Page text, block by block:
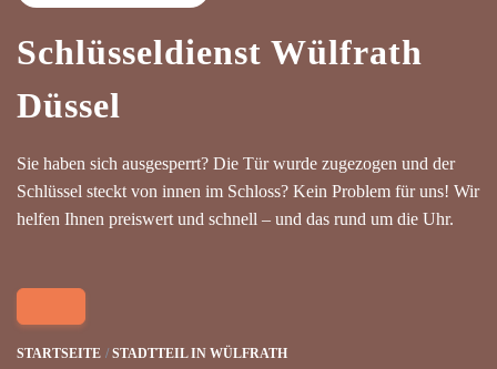
Schlüsseldienst Wülfrath
Düssel
Sie haben sich ausgesperrt? Die Tür wurde zugezogen und der
Schlüssel steckt von innen im Schloss? Kein Problem für uns! Wir
helfen Ihnen preiswert und schnell – und das rund um die Uhr.
STARTSEITE
STADTTEIL IN WÜLFRATH